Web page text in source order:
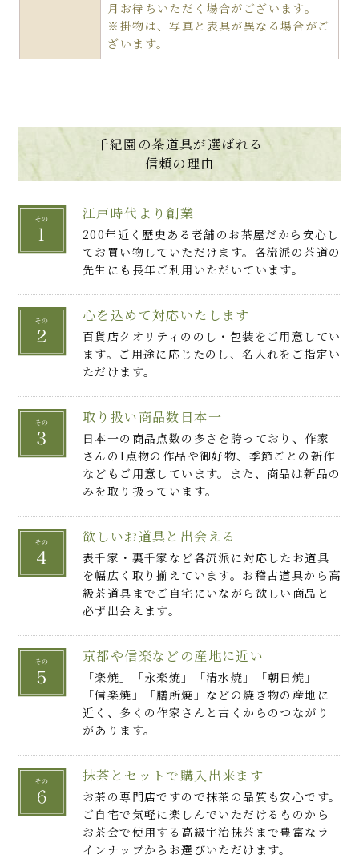
月お待ちいただく場合がございます。
※掛物は、写真と表具が異なる場合がご
ざいます。
千紀園の茶道具が選ばれる
信頼の理由
江戸時代より創業
200年近く歴史ある老舗のお茶屋だから安心し
てお買い物していただけます。各流派の茶道の
先生にも長年ご利用いただいています。
心を込めて対応いたします
百貨店クオリティののし・包装をご用意してい
ます。ご用途に応じたのし、名入れをご指定い
ただけます。
取り扱い商品数日本一
日本一の商品点数の多さを誇っており、作家
さんの1点物の作品や御好物、季節ごとの新作
などもご用意しています。また、商品は新品の
みを取り扱っています。
欲しいお道具と出会える
表千家・裏千家など各流派に対応したお道具
を幅広く取り揃えています。お稽古道具から高
級茶道具までご自宅にいながら欲しい商品と
必ず出会えます。
京都や信楽などの産地に近い
「楽焼」「永楽焼」「清水焼」「朝日焼」
「信楽焼」「膳所焼」などの焼き物の産地に
近く、多くの作家さんと古くからのつながり
があります。
抹茶とセットで購入出来ます
お茶の専門店ですので抹茶の品質も安心です。
ご自宅で気軽に楽しんでいただけるものから
お茶会で使用する高級宇治抹茶まで豊富なラ
インナップからお選びいただけます。